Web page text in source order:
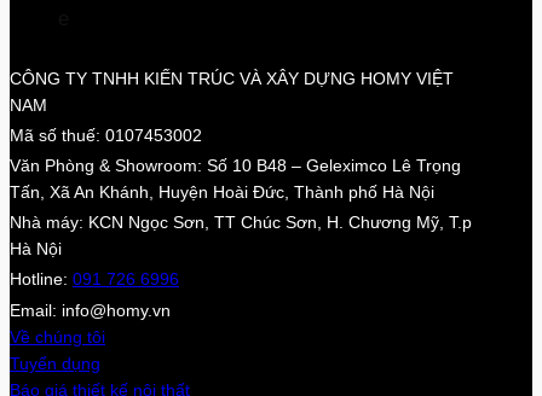
CÔNG TY TNHH KIẾN TRÚC VÀ XÂY DỰNG HOMY VIỆT
NAM
Mã số thuế: 0107453002
Văn Phòng & Showroom: Số 10 B48 – Geleximco Lê Trọng
Tấn, Xã An Khánh, Huyện Hoài Đức, Thành phố Hà Nội
Nhà máy: KCN Ngọc Sơn, TT Chúc Sơn, H. Chương Mỹ, T.p
Hà Nội
Hotline: 091 726 6996
Email: info@homy.vn
Về chúng tôi
Tuyển dụng
Báo giá thiết kế nội thất